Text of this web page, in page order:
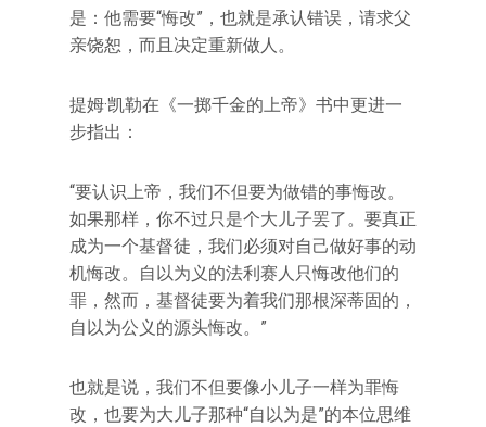
是：他需要“悔改”，也就是承认错误，请求父
亲饶恕，而且决定重新做人。
提姆·凯勒在《一掷千金的上帝》书中更进一
步指出：
“要认识上帝，我们不但要为做错的事悔改。
如果那样，你不过只是个大儿子罢了。要真正
成为一个基督徒，我们必须对自己做好事的动
机悔改。自以为义的法利赛人只悔改他们的
罪，然而，基督徒要为着我们那根深蒂固的，
自以为公义的源头悔改。”
也就是说，我们不但要像小儿子一样为罪悔
改，也要为大儿子那种“自以为是”的本位思维